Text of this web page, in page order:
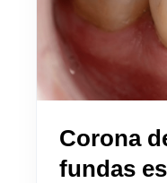
Corona
fundas